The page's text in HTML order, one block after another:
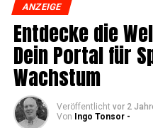
ANZEIGE
Ent­de­cke die
Dein Por­tal für
Wachstum
Veröffentlicht vor 2
Von
Ingo Tonsor -